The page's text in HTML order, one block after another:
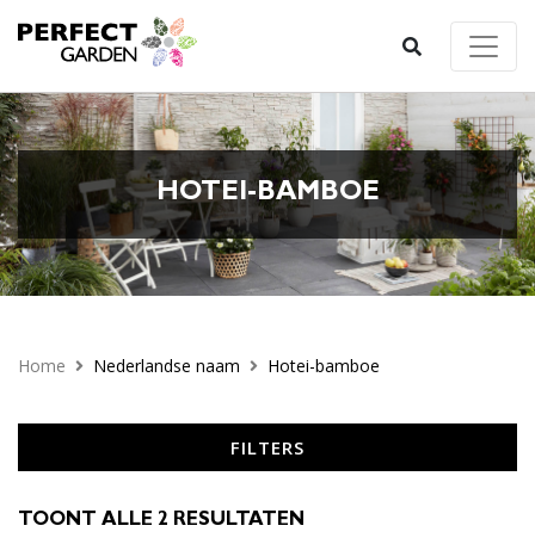
HOTEI-BAMBOE
Home Nederlandse naam Hotei-bamboe
FILTERS
TOONT ALLE 2 RESULTATEN